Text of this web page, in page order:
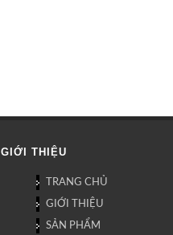
GIỚI THIỆU
TRANG CHỦ
GIỚI THIỆU
SẢN PHẨM